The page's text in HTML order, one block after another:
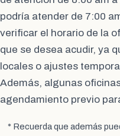
podría atender de 7:00
verificar el horario de la
que se desea acudir, ya
locales o ajustes
Además, algunas
agendamiento previo
* Recuerda que además